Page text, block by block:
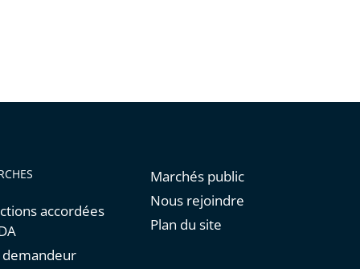
accordées
demandeur
Marchés public
Nous rejoindre
Plan du site